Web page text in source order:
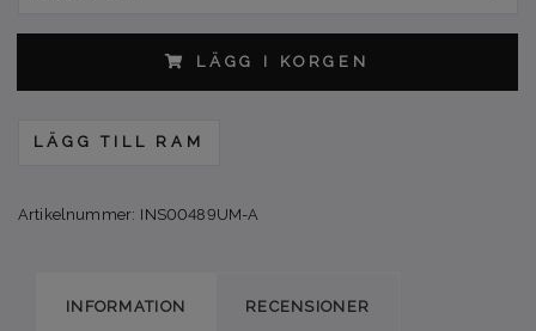
LÄGG I KORGEN
LÄGG TILL RAM
Artikelnummer: INS00489UM-A
INFORMATION RECENSIONER